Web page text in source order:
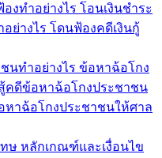
งทำอย่างไร โอนเงินชำระ
ย่างไร โดนฟ้องคดีเงินกู้
นทำอย่างไร ข้อหาฉ้อโกง
คดีข้อหาฉ้อโกงประชาชน
าฉ้อโกงประชาชนให้ศาล
ษ หลักเกณฑ์และเงื่อนไข